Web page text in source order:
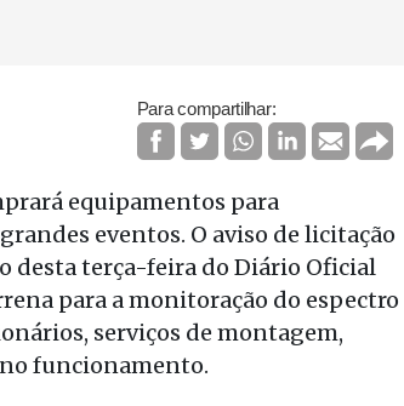
Para compartilhar:
equipamentos para
eventos. O aviso de licitação
desta terça-feira do Diário Oficial
para a monitoração do espectro
serviços de montagem,
funcionamento.